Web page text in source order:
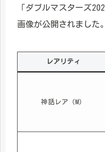
「ダブルマスターズ
画像が公開されました。
レアリティ
神話レア（M）